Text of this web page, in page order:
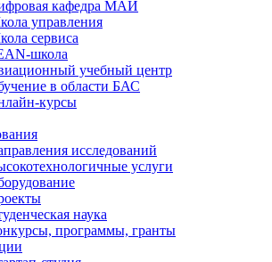
кафедра МАИ
управления
сервиса
школа
учебный центр
в области БАС
курсы
исследований
услуги
наука
программы, гранты